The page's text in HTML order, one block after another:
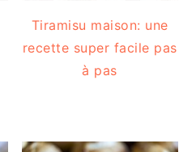
Tiramisu maison: une
recette super facile pas
à pas